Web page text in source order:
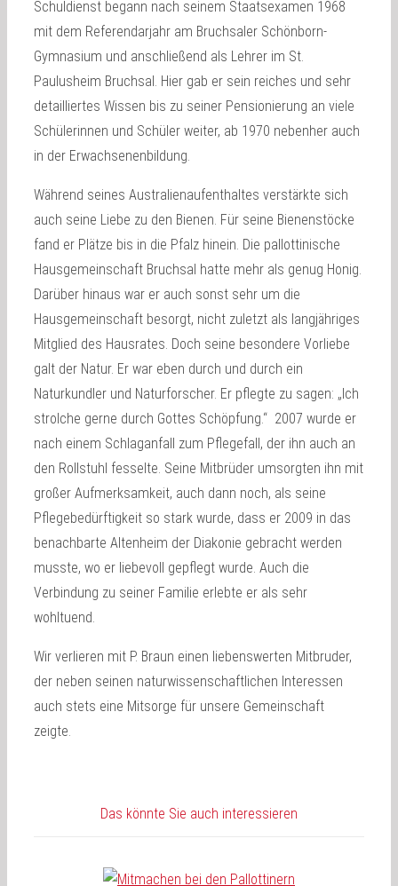
Schuldienst begann nach seinem Staatsexamen 1968
mit dem Referendarjahr am Bruchsaler Schönborn-
Gymnasium und anschließend als Lehrer im St.
Paulusheim Bruchsal. Hier gab er sein reiches und sehr
detailliertes Wissen bis zu seiner Pensionierung an viele
Schülerinnen und Schüler weiter, ab 1970 nebenher auch
in der Erwachsenenbildung.
Während seines Australienaufenthaltes verstärkte sich
auch seine Liebe zu den Bienen. Für seine Bienenstöcke
fand er Plätze bis in die Pfalz hinein. Die pallottinische
Hausgemeinschaft Bruchsal hatte mehr als genug Honig.
Darüber hinaus war er auch sonst sehr um die
Hausgemeinschaft besorgt, nicht zuletzt als langjähriges
Mitglied des Hausrates. Doch seine besondere Vorliebe
galt der Natur. Er war eben durch und durch ein
Naturkundler und Naturforscher. Er pflegte zu sagen: „Ich
strolche gerne durch Gottes Schöpfung.“ 2007 wurde er
nach einem Schlaganfall zum Pflegefall, der ihn auch an
den Rollstuhl fesselte. Seine Mitbrüder umsorgten ihn mit
großer Aufmerksamkeit, auch dann noch, als seine
Pflegebedürftigkeit so stark wurde, dass er 2009 in das
benachbarte Altenheim der Diakonie gebracht werden
musste, wo er liebevoll gepflegt wurde. Auch die
Verbindung zu seiner Familie erlebte er als sehr
wohltuend.
Wir verlieren mit P. Braun einen liebenswerten Mitbruder,
der neben seinen naturwissenschaftlichen Interessen
auch stets eine Mitsorge für unsere Gemeinschaft
zeigte.
Das könnte Sie auch interessieren